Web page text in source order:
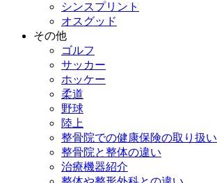
シンスプリント
オスグッド
その他
ゴルフ
サッカー
ホッケー
柔道
野球
陸上
整骨院での健康保険の取り扱
整骨院と整体の違い
治療機器紹介